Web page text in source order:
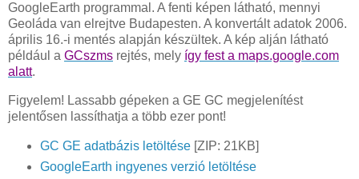
GoogleEarth programmal. A fenti képen látható, mennyi
Geoláda van elrejtve Budapesten. A konvertált adatok 2006.
április 16.-i mentés alapján készültek. A kép alján látható
például a GCszms rejtés, mely így fest a maps.google.com
alatt.
Figyelem! Lassabb gépeken a GE GC megjelenítést
jelentősen lassíthatja a több ezer pont!
GC GE adatbázis letöltése[ZIP: 21KB]
GoogleEarth ingyenes verzió letöltése